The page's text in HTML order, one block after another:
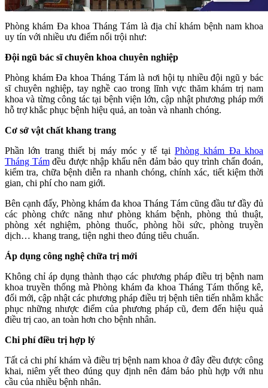
Phòng khám Đa khoa Tháng Tám là địa chỉ khám bệnh nam khoa
uy tín với nhiều ưu điểm nổi trội như:
Đội ngũ bác sĩ chuyên khoa chuyên nghiệp
Phòng khám Đa khoa Tháng Tám là nơi hội tụ nhiều đội ngũ y bác
sĩ chuyên nghiệp, tay nghề cao trong lĩnh vực thăm khám trị nam
khoa và từng công tác tại bệnh viện lớn, cập nhật phương pháp mới
hỗ trợ khắc phục bệnh hiệu quả, an toàn và nhanh chóng.
Cơ sở vật chất khang trang
Phần lớn trang thiết bị máy móc y tế tạiPhòng khám Đa khoa
Tháng Támđều được nhập khẩu nên đảm bảo quy trình chẩn đoán,
kiểm tra, chữa bệnh diễn ra nhanh chóng, chính xác, tiết kiệm thời
gian, chi phí cho nam giới.
Bên cạnh đấy, Phòng khám đa khoa Tháng Tám cũng đầu tư đầy đủ
các phòng chức năng như phòng khám bệnh, phòng thủ thuật,
phòng xét nghiệm, phòng thuốc, phòng hồi sức, phòng truyền
dịch… khang trang, tiện nghi theo đúng tiêu chuẩn.
Áp dụng công nghệ chữa trị mới
Không chỉ áp dụng thành thạo các phương pháp điều trị bệnh nam
khoa truyền thống mà Phòng khám đa khoa Tháng Tám thống kê,
đổi mới, cập nhật các phương pháp điều trị bệnh tiên tiến nhằm khắc
phục những nhược điểm của phương pháp cũ, đem đến hiệu quả
điều trị cao, an toàn hơn cho bệnh nhân.
Chi phí điều trị hợp lý
Tất cả chi phí khám và điều trị bệnh nam khoa ở đây đều được công
khai, niêm yết theo đúng quy định nên đảm bảo phù hợp với nhu
cầu của nhiều bệnh nhân.